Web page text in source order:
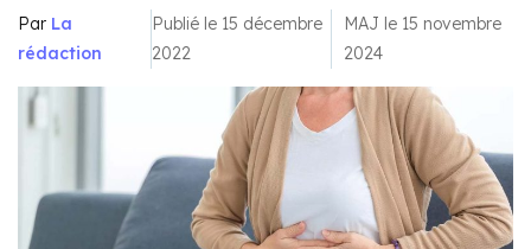
Par La
rédaction
Publié le 15 décembre
2022
MAJ le 15 novembre
2024